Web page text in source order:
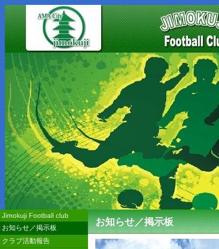
お知らせ／掲示板
Jimokuji Football club
お知らせ／掲示板
クラブ活動報告